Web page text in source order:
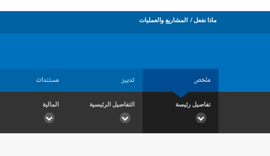
ماذا نفعل المشاريع والعمليات
ملخص تدبير مستندات
تفاصيل رئيسة التفاصيل الرئيسية المالية